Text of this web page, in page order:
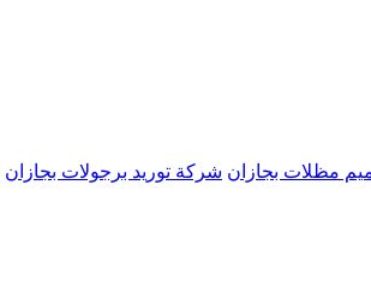
مظلات بجازان شركة توريد برجولات بجازان